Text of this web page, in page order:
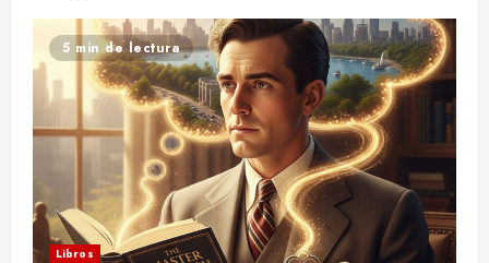
5 min de lectura
Libros